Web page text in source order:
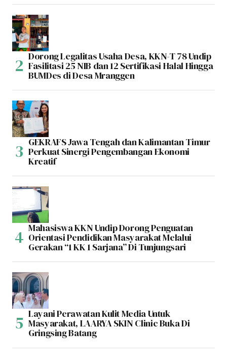
Dorong Legalitas Usaha Desa, KKN-T 78 Undip
Fasilitasi 25 NIB dan 12 Sertifikasi Halal Hingga
BUMDes di Desa Mranggen
GEKRAFS Jawa Tengah dan Kalimantan Timur
Perkuat Sinergi Pengembangan Ekonomi
Kreatif
Mahasiswa KKN Undip Dorong Penguatan
Orientasi Pendidikan Masyarakat Melalui
Gerakan “1 KK 1 Sarjana” Di Tunjungsari
Layani Perawatan Kulit Media Untuk
Masyarakat, LAARYA SKIN Clinic Buka Di
Gringsing Batang